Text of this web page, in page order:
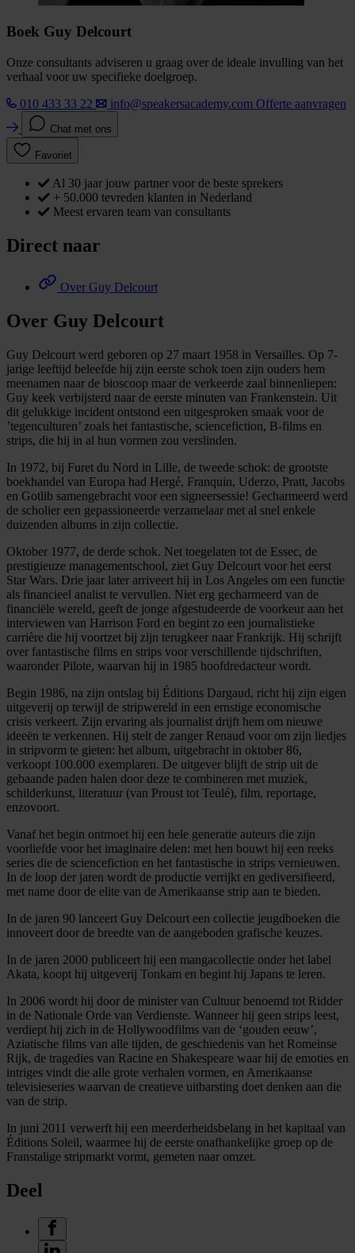
Boek Guy Delcourt
Onze consultants adviseren u graag over de ideale invulling van het
verhaal voor uw specifieke doelgroep.
010 433 33 22
info@speakersacademy.com Offerte aanvragen
Chat met ons
Favoriet
Al 30 jaar jouw partner voor de beste sprekers
+ 50.000 tevreden klanten in Nederland
Meest ervaren team van consultants
Direct naar
Over Guy Delcourt
Over Guy Delcourt
Guy Delcourt werd geboren op 27 maart 1958 in Versailles. Op 7-
jarige leeftijd beleefde hij zijn eerste schok toen zijn ouders hem
meenamen naar de bioscoop maar de verkeerde zaal binnenliepen:
Guy keek verbijsterd naar de eerste minuten van Frankenstein. Uit
dit gelukkige incident ontstond een uitgesproken smaak voor de
’tegenculturen’ zoals het fantastische, sciencefiction, B-films en
strips, die hij in al hun vormen zou verslinden.
In 1972, bij Furet du Nord in Lille, de tweede schok: de grootste
boekhandel van Europa had Hergé, Franquin, Uderzo, Pratt, Jacobs
en Gotlib samengebracht voor een signeersessie! Gecharmeerd werd
de scholier een gepassioneerde verzamelaar met al snel enkele
duizenden albums in zijn collectie.
Oktober 1977, de derde schok. Net toegelaten tot de Essec, de
prestigieuze managementschool, ziet Guy Delcourt voor het eerst
Star Wars. Drie jaar later arriveert hij in Los Angeles om een functie
als financieel analist te vervullen. Niet erg gecharmeerd van de
financiële wereld, geeft de jonge afgestudeerde de voorkeur aan het
interviewen van Harrison Ford en begint zo een journalistieke
carrière die hij voortzet bij zijn terugkeer naar Frankrijk. Hij schrijft
over fantastische films en strips voor verschillende tijdschriften,
waaronder Pilote, waarvan hij in 1985 hoofdredacteur wordt.
Begin 1986, na zijn ontslag bij Éditions Dargaud, richt hij zijn eigen
uitgeverij op terwijl de stripwereld in een ernstige economische
crisis verkeert. Zijn ervaring als journalist drijft hem om nieuwe
ideeën te verkennen. Hij stelt de zanger Renaud voor om zijn liedjes
in stripvorm te gieten: het album, uitgebracht in oktober 86,
verkoopt 100.000 exemplaren. De uitgever blijft de strip uit de
gebaande paden halen door deze te combineren met muziek,
schilderkunst, literatuur (van Proust tot Teulé), film, reportage,
enzovoort.
Vanaf het begin ontmoet hij een hele generatie auteurs die zijn
voorliefde voor het imaginaire delen: met hen bouwt hij een reeks
series die de sciencefiction en het fantastische in strips vernieuwen.
In de loop der jaren wordt de productie verrijkt en gediversifieerd,
met name door de elite van de Amerikaanse strip aan te bieden.
In de jaren 90 lanceert Guy Delcourt een collectie jeugdboeken die
innoveert door de breedte van de aangeboden grafische keuzes.
In de jaren 2000 publiceert hij een mangacollectie onder het label
Akata, koopt hij uitgeverij Tonkam en begint hij Japans te leren.
In 2006 wordt hij door de minister van Cultuur benoemd tot Ridder
in de Nationale Orde van Verdienste. Wanneer hij geen strips leest,
verdiept hij zich in de Hollywoodfilms van de ‘gouden eeuw’,
Aziatische films van alle tijden, de geschiedenis van het Romeinse
Rijk, de tragedies van Racine en Shakespeare waar hij de emoties en
intriges vindt die alle grote verhalen vormen, en Amerikaanse
televisieseries waarvan de creatieve uitbarsting doet denken aan die
van de strip.
In juni 2011 verwerft hij een meerderheidsbelang in het kapitaal van
Éditions Soleil, waarmee hij de eerste onafhankelijke groep op de
Franstalige stripmarkt vormt, gemeten naar omzet.
Deel